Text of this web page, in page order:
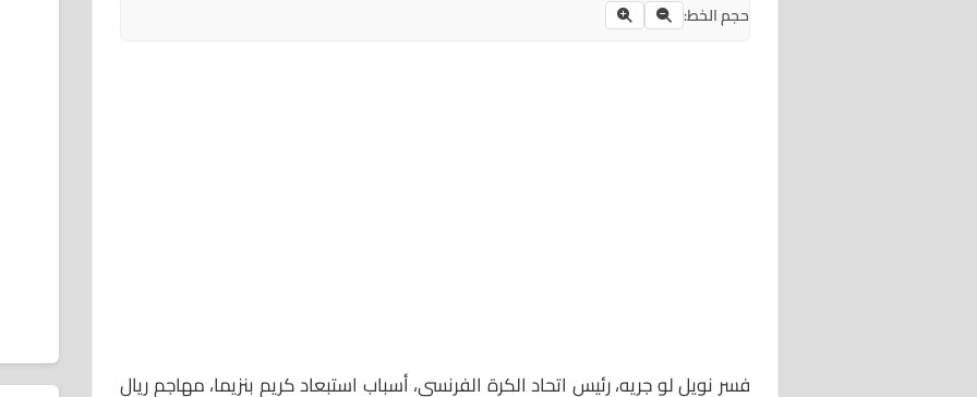
حجم الخط:
فسر نويل لو جريه، رئيس اتحاد الكرة الفرنسي، أسباب استبعاد كريم بنزيما، مهاجم ريال